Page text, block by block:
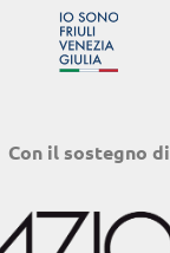
Con il sostegno di